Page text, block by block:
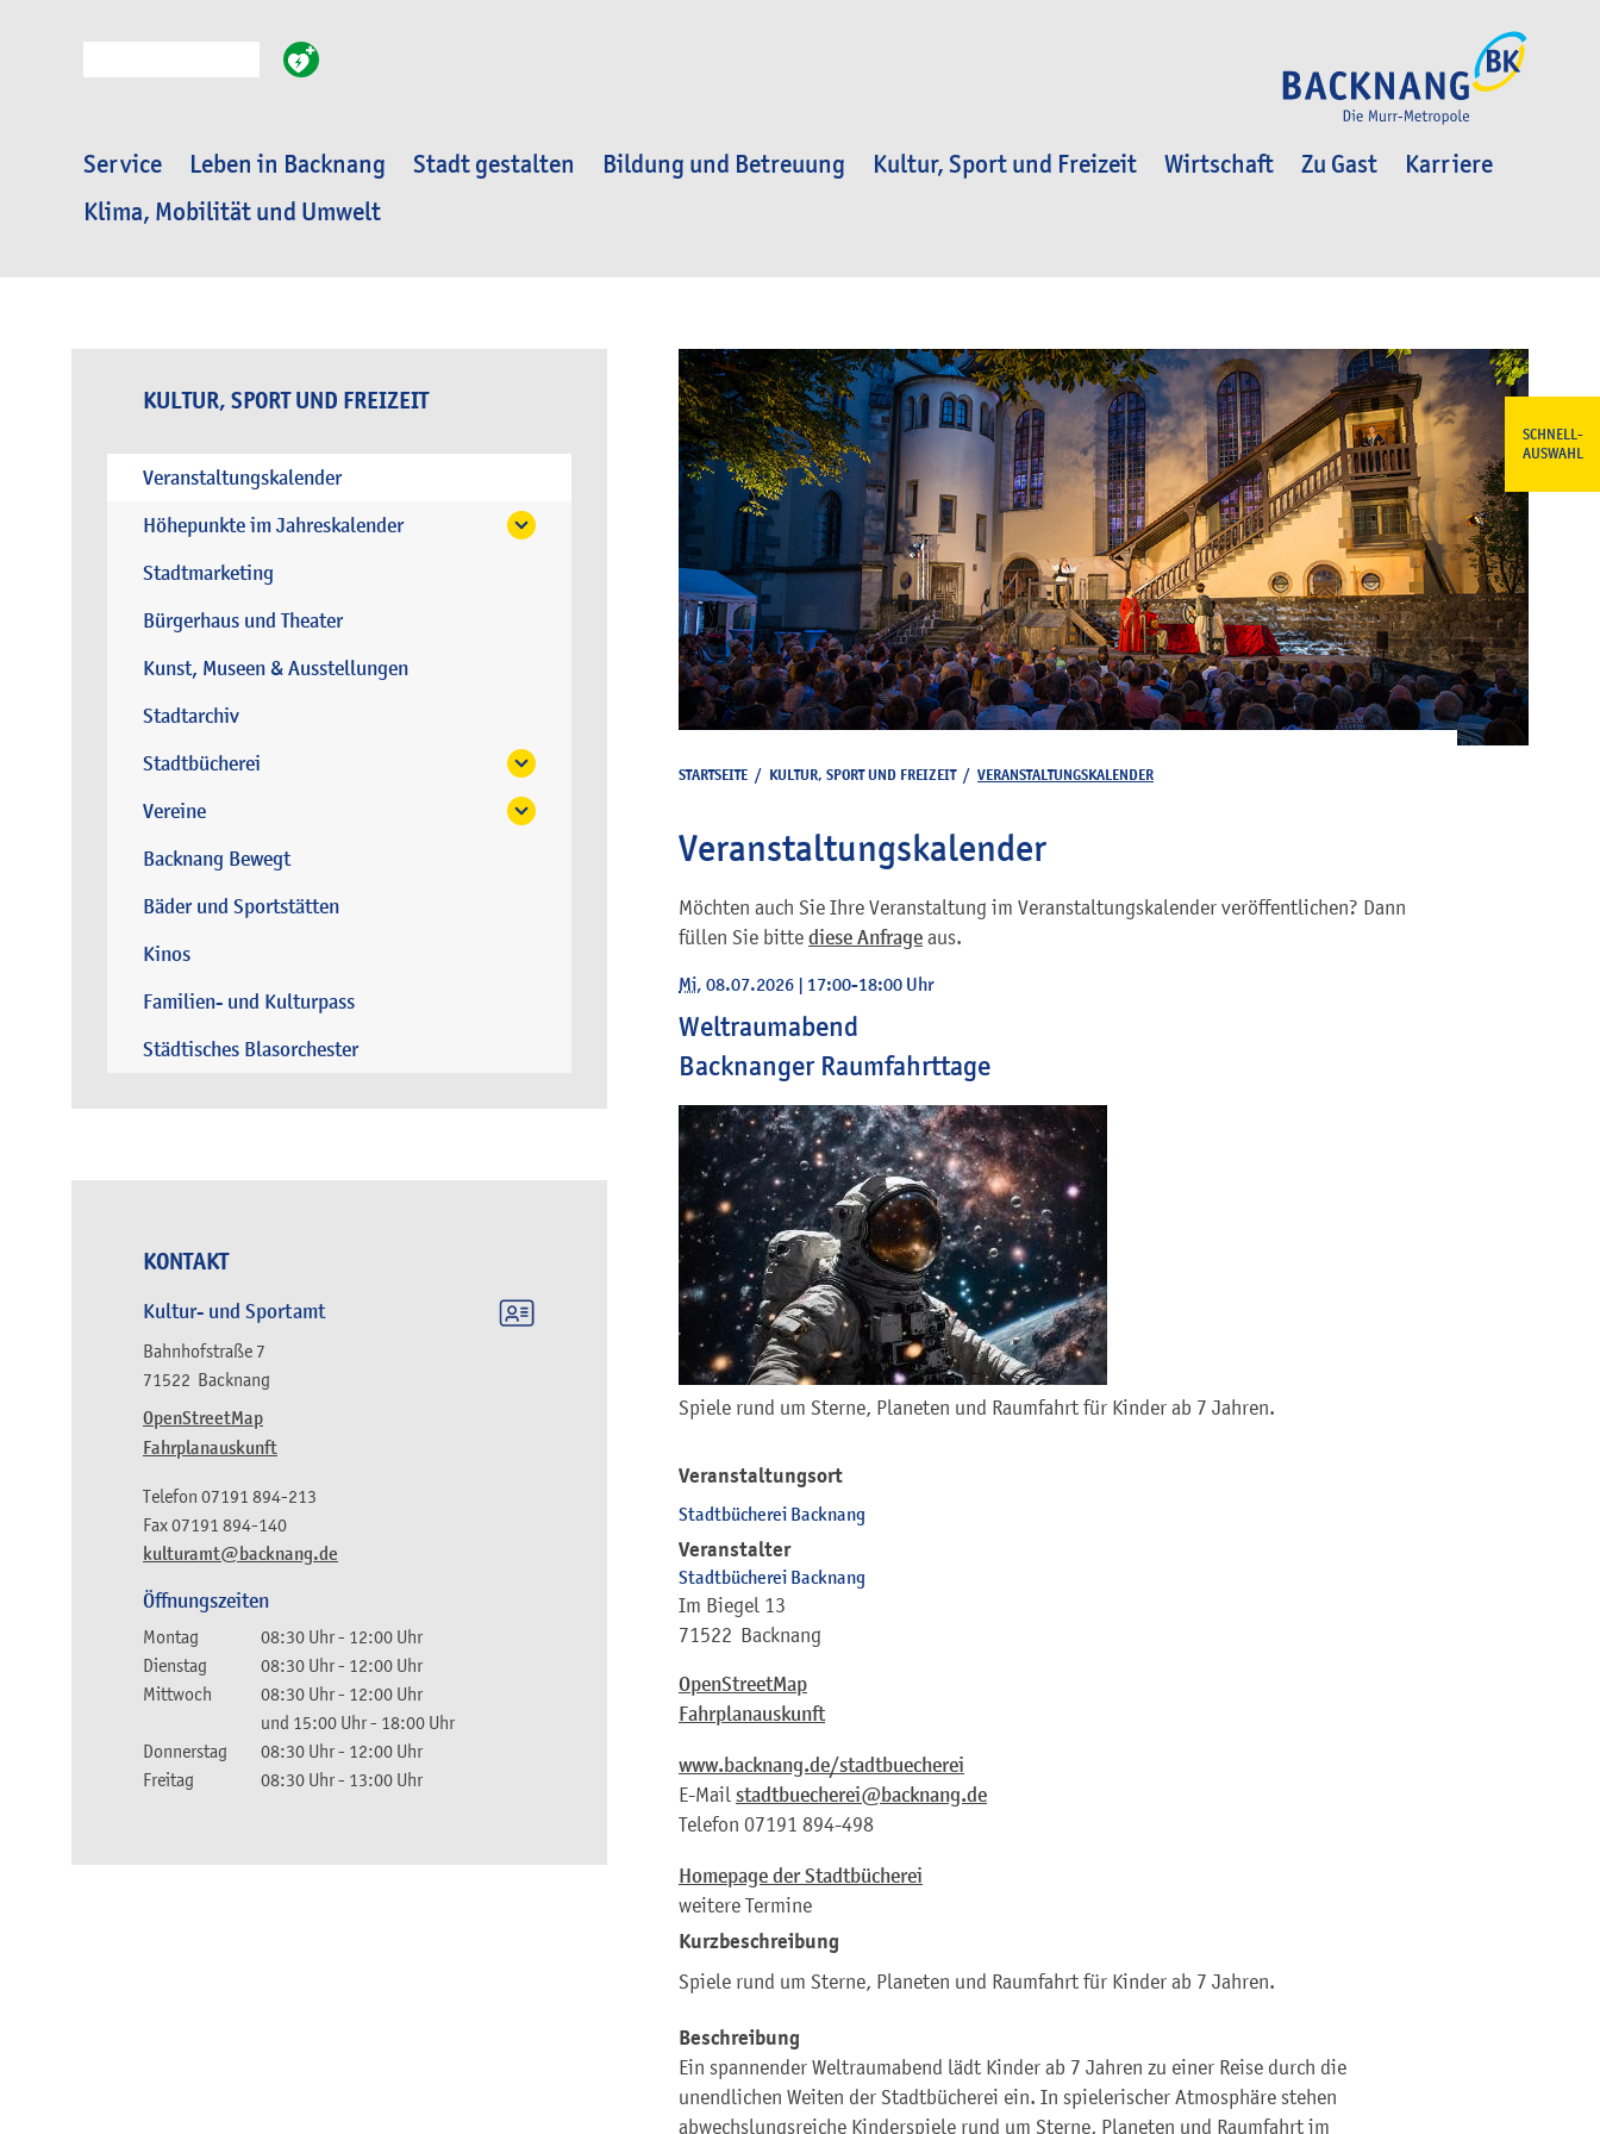
Service Leben in Backnang Stadt gestalten Bildung und Betreuung Kultur, Sport und Freizeit Wirtschaft Zu Gast
Karriere
Klima, Mobilität und Umwelt
SCHNELL-
AUSWAHL
KULTUR, SPORT UND FREIZEIT
Veranstaltungskalender
Höhepunkte im Jahreskalender
Stadtmarketing
Bürgerhaus und Theater
Kunst, Museen & Ausstellungen
Stadtarchiv
Stadtbücherei
Vereine
Backnang Bewegt
Bäder und Sportstätten
Kinos
Familien- und Kulturpass
Städtisches Blasorchester
KONTAKT
Kultur- und Sportamt
Bahnhofstraße 7
71522 Backnang
OpenStreetMap
Fahrplanauskunft
kulturamt@backnang.de
Telefon 07191 894-213
Fax07191 894-140
Öffnungszeiten
Montag 08:30 Uhr- 12:00 Uhr
Dienstag
08:30 Uhr- 12:00 Uhr
Mittwoch
08:30 Uhr- 12:00 Uhr
und 15:00 Uhr- 18:00 Uhr
Donnerstag
08:30 Uhr- 12:00 Uhr
Freitag
08:30 Uhr- 13:00 Uhr
STARTSEITE / KULTUR, SPORT UND FREIZEIT/ VERANSTALTUNGSKALENDER
Veranstaltungskalender
Möchten auch Sie Ihre Veranstaltung im Veranstaltungskalender veröffentlichen? Dann
füllen Sie bitte diese Anfrage aus.
Mi, 08.07.2026 | 17:00-18:00 Uhr
Weltraumabend
Backnanger Raumfahrttage
Spiele rund um Sterne, Planeten und Raumfahrt für Kinder ab 7 Jahren.
Veranstaltungsort
Stadtbücherei Backnang
Veranstalter
Stadtbücherei Backnang
Im Biegel 13
71522 Backnang
OpenStreetMap
Fahrplanauskunft
www.backnang.de/stadtbuecherei
E-Mail stadtbuecherei@backnang.de
Telefon 07191 894-498
Homepage der Stadtbücherei
weitere Termine
Kurzbeschreibung
Spiele rund um Sterne, Planeten und Raumfahrt für Kinder ab 7 Jahren.
Beschreibung
Ein spannender Weltraumabend lädt Kinder ab 7 Jahren zu einer Reise durch die
unendlichen Weiten der Stadtbücherei ein. In spielerischer Atmosphäre stehen
abwechslungsreiche Kinderspiele rund um Sterne, Planeten und Raumfahrt im